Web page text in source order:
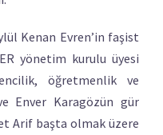
Kenan Evren’in faşist
yönetim kurulu üyesi
öğretmenlik ve
Enver Karagözün gür
Arif başta olmak üzere